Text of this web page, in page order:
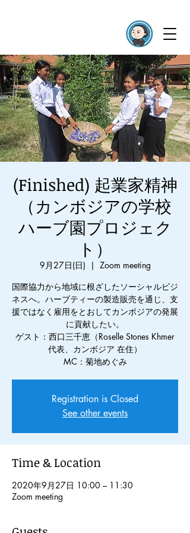
(Finished) 起業家精神
（カンボジアの学校
ハーブ園プロジェク
ト）
9月27日(日)
  |
Zoom meeting
国際協力から地域に根ざしたソーシャルビジ
ネスへ。ハーブティーの製造販売を通じ、支
援ではなく雇用をとおしてカンボジアの発展
に貢献したい。
ゲスト：西口三千恵（Roselle Stones Khmer
代表、カンボジア 在住）
MC：菊地めぐみ
Registration is Closed
See other events
Time & Location
2020年9月27日 10:00 – 11:30
Zoom meeting